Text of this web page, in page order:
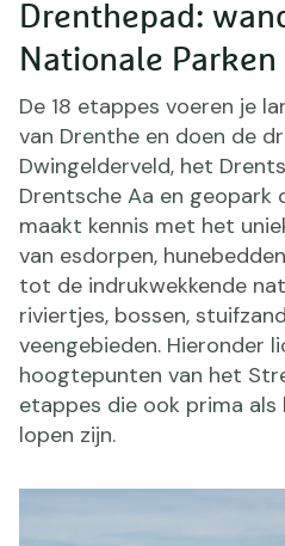
Drenthepad:
Nationale Parken
De 18 etappes voeren je
van Drenthe en doen de
Dwingelderveld, het
Drentsche Aa en geopark
maakt kennis met het
van esdorpen,
tot de indrukwekkende
riviertjes, bossen,
veengebieden. Hieronder
hoogtepunten van het
etappes die ook prima
lopen zijn.